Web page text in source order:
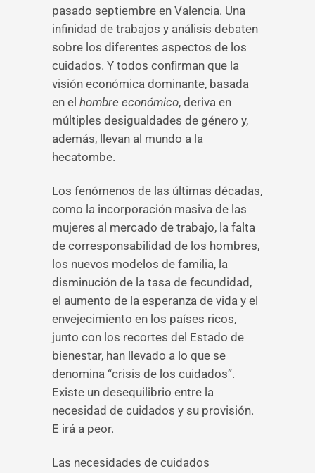
pasado septiembre en Valencia. Una
infinidad de trabajos y análisis debaten
sobre los diferentes aspectos de los
cuidados. Y todos confirman que la
visión económica dominante, basada
en el hombre económico, deriva en
múltiples desigualdades de género y,
además, llevan al mundo a la
hecatombe.
Los fenómenos de las últimas décadas,
como la incorporación masiva de las
mujeres al mercado de trabajo, la falta
de corresponsabilidad de los hombres,
los nuevos modelos de familia, la
disminución de la tasa de fecundidad,
el aumento de la esperanza de vida y el
envejecimiento en los países ricos,
junto con los recortes del Estado de
bienestar, han llevado a lo que se
denomina “crisis de los cuidados”.
Existe un desequilibrio entre la
necesidad de cuidados y su provisión.
E irá a peor.
Las necesidades de cuidados